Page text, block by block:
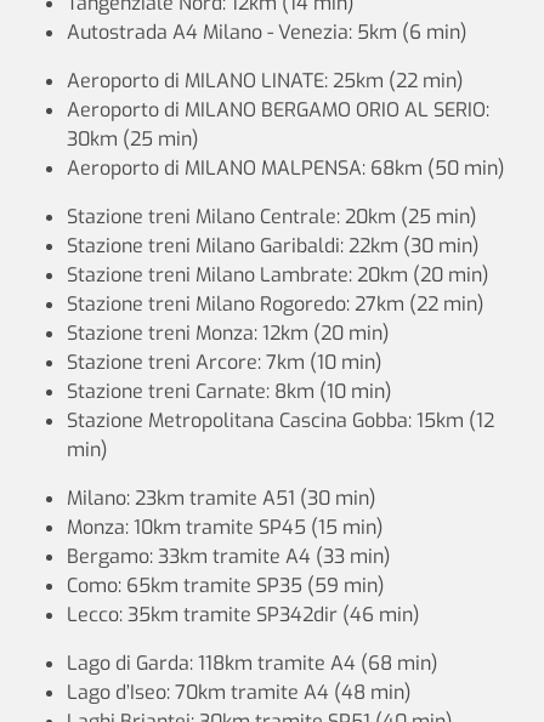
Autostrada A4 Milano - Venezia: 5km (6 min)
Aeroporto di MILANO LINATE: 25km (22 min)
Aeroporto di MILANO BERGAMO ORIO AL SERIO:
30km (25 min)
Aeroporto di MILANO MALPENSA: 68km (50 min)
Stazione treni Milano Centrale: 20km (25 min)
Stazione treni Milano Garibaldi: 22km (30 min)
Stazione treni Milano Lambrate: 20km (20 min)
Stazione treni Milano Rogoredo: 27km (22 min)
Stazione treni Monza: 12km (20 min)
Stazione treni Arcore: 7km (10 min)
Stazione treni Carnate: 8km (10 min)
Stazione Metropolitana Cascina Gobba: 15km (12
min)
Milano: 23km tramite A51 (30 min)
Monza: 10km tramite SP45 (15 min)
Bergamo: 33km tramite A4 (33 min)
Como: 65km tramite SP35 (59 min)
Lecco: 35km tramite SP342dir (46 min)
Lago di Garda: 118km tramite A4 (68 min)
Lago d’Iseo: 70km tramite A4 (48 min)